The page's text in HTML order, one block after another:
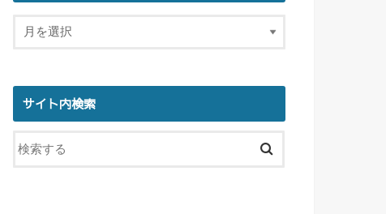
サイト内検索